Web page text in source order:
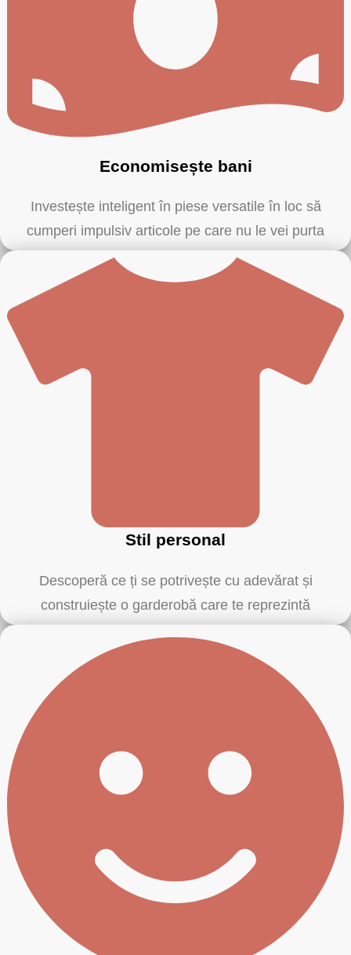
Economisește bani
Investește inteligent în piese versatile în loc să
cumperi impulsiv articole pe care nu le vei purta
Stil personal
Descoperă ce ți se potrivește cu adevărat și
construiește o garderobă care te reprezintă